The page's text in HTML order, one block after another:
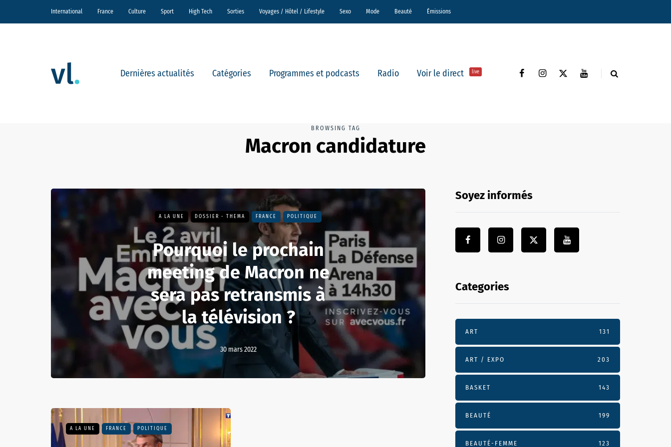
International France Culture Sport High Tech Sorties Voyages / Hôtel / Lifestyle Sexo Mode Beauté Émissions
Dernières actualités Catégories Programmes et podcasts Radio Voir le direct live
BROWSING TAG
Macron candidature
A LA UNE DOSSIER - THEMA FRANCE POLITIQUE
Pourquoi le prochain
meeting de Macron ne
sera pas retransmis à
la télévision ?
30 mars 2022
A LA UNE FRANCE POLITIQUE
Soyez informés
Categories
ART 131
ART / EXPO 203
BASKET 143
BEAUTÉ 199
BEAUTÉ-FEMME 123